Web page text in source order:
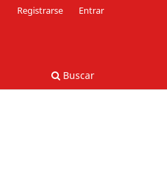
Buscar
Registrarse Entrar